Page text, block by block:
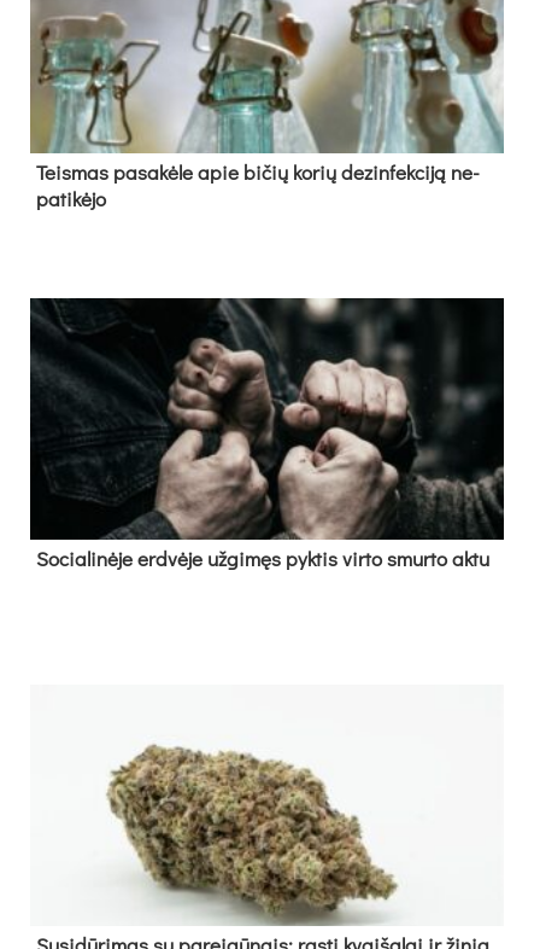
Teis­mas pa­sa­kė­le apie bi­čių ko­rių de­zin­fek­ci­ją ne­
pa­ti­kė­jo
So­cia­li­nė­je erd­vė­je už­gi­męs pyk­tis vir­to smur­to ak­tu